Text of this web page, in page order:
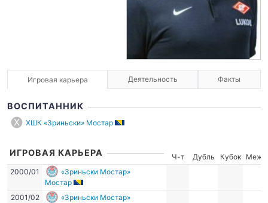
Игровая карьера Деятельность Факты
ВОСПИТАННИК
ХШК «Зриньски» Мостар
ИГРОВАЯ КАРЬЕРА Ч-т Дубль Кубок
Межд.
2000/01
«Зриньски Мостар»
Мостар
2001/02
«Зриньски Мостар»